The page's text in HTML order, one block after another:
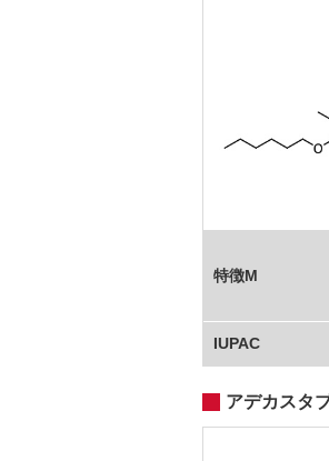
特徴M
IUPAC
アデカスタ